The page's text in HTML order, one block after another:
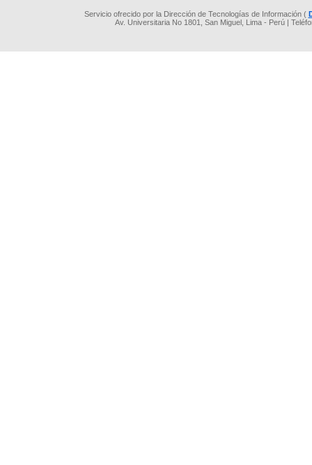
Servicio ofrecido por la Dirección de Tecnologías de Información (
Av. Universitaria No 1801, San Miguel, Lima - Perú |